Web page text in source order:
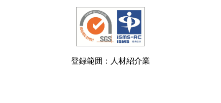
登録範囲：人材紹介業